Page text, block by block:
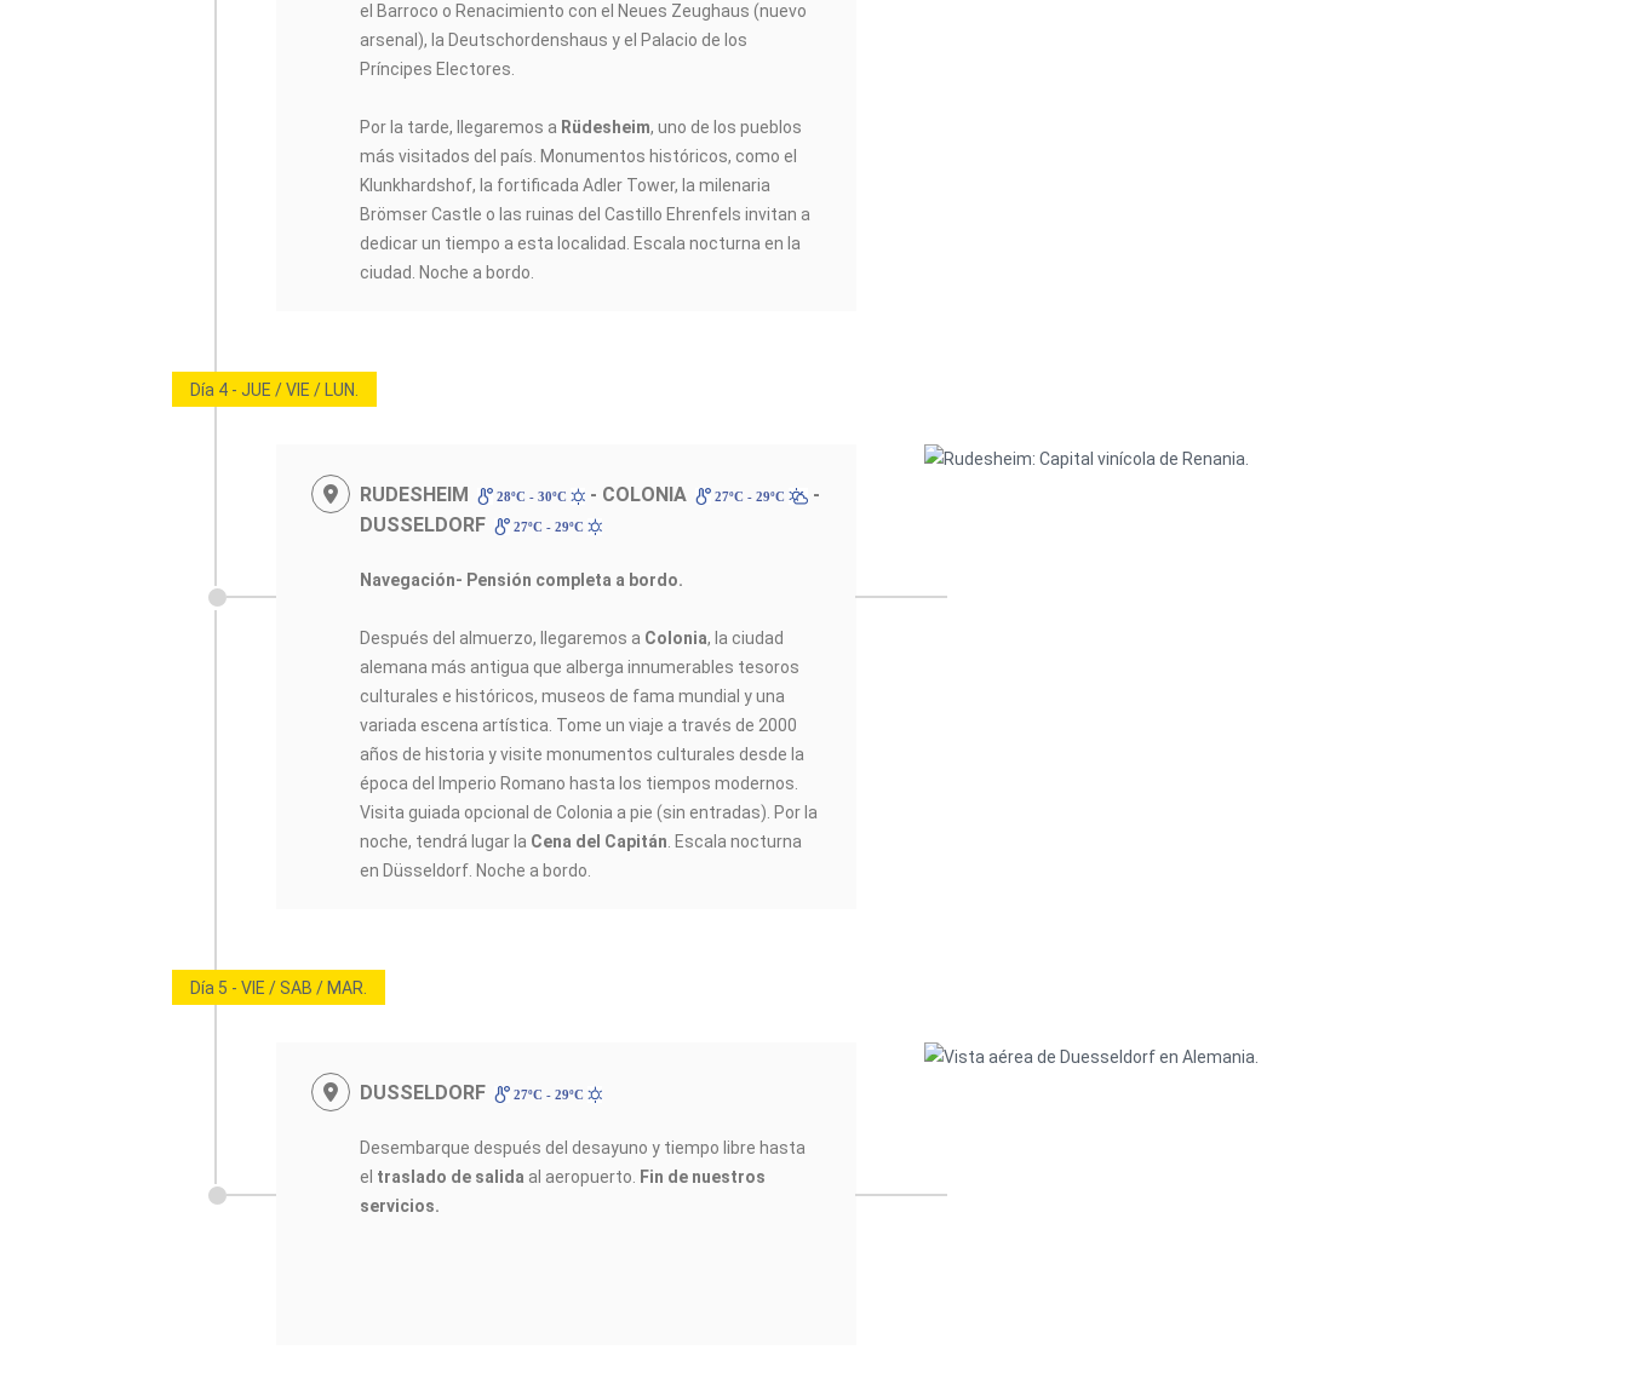
el Barroco o Renacimiento con el Neues Zeughaus (nuevo
arsenal), la Deutschordenshaus y el Palacio de los
Príncipes Electores.
Por la tarde, llegaremos a Rüdesheim, uno de los pueblos
más visitados del país. Monumentos históricos, como el
Klunkhardshof, la fortificada Adler Tower, la milenaria
Brömser Castle o las ruinas del Castillo Ehrenfels invitan a
dedicar un tiempo a esta localidad. Escala nocturna en la
ciudad. Noche a bordo.
Día 4 - JUE / VIE / LUN.
RUDESHEIM 28ºC - 30ºC - COLONIA 27ºC - 29ºC
-
DUSSELDORF
27ºC - 29ºC
Navegación- Pensión completa a bordo.
Después del almuerzo, llegaremos a Colonia, la ciudad
alemana más antigua que alberga innumerables tesoros
culturales e históricos, museos de fama mundial y una
variada escena artística. Tome un viaje a través de 2000
años de historia y visite monumentos culturales desde la
época del Imperio Romano hasta los tiempos modernos.
Visita guiada opcional de Colonia a pie (sin entradas). Por la
noche, tendrá lugar la Cena del Capitán. Escala nocturna
en Düsseldorf. Noche a bordo.
Día 5 - VIE / SAB / MAR.
DUSSELDORF 27ºC - 29ºC
Desembarque después del desayuno y tiempo libre hasta
el traslado de salida al aeropuerto. Fin de nuestros
servicios.